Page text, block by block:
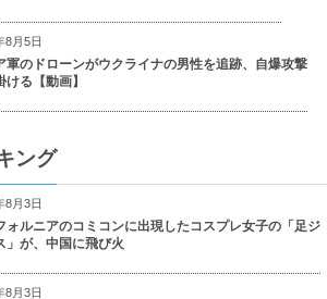
8月5日
軍のドローンがウクライナの男性を追跡、自爆攻撃
ける【動画】
ング
8月3日
ォルニアのコミコンに出現したコスプレ女子の「足ジ
」が、中国に飛び火
8月3日